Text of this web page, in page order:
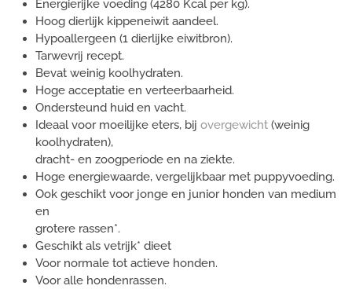
Energierijke voeding (4280 Kcal per kg).
Hoog dierlijk kippeneiwit aandeel.
Hypoallergeen (1 dierlijke eiwitbron).
Tarwevrij recept.
Bevat weinig koolhydraten.
Hoge acceptatie en verteerbaarheid.
Ondersteund huid en vacht.
Ideaal voor moeilijke eters, bij overgewicht (weinig
koolhydraten),
dracht- en zoogperiode en na ziekte.
Hoge energiewaarde, vergelijkbaar met puppyvoeding.
Ook geschikt voor jonge en junior honden van medium
en
grotere rassen*.
Geschikt als vetrijk* dieet
Voor normale tot actieve honden.
Voor alle hondenrassen.